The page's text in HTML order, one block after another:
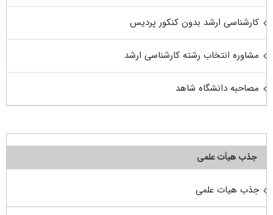
کارشناسی ارشد بدون کنکور پردیس
مشاوره انتخاب رشته کارشناسی ارشد
مصاحبه دانشگاه شاهد
جذب هیأت علمی
جذب هیات علمی